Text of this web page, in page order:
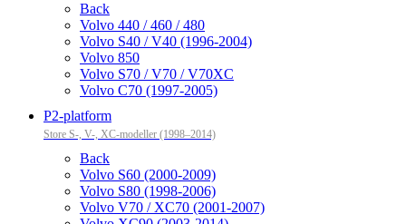
Back
Volvo 440 / 460 / 480
Volvo S40 / V40 (1996-2004)
Volvo 850
Volvo S70 / V70 / V70XC
Volvo C70 (1997-2005)
P2-platform
Store S-, V-, XC-modeller (1998–2014)
Back
Volvo S60 (2000-2009)
Volvo S80 (1998-2006)
Volvo V70 / XC70 (2001-2007)